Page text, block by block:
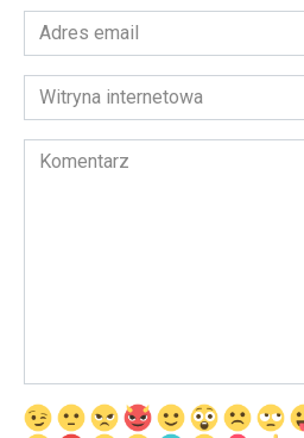
Adres
email
*Witryna
internetowa
Komentarz